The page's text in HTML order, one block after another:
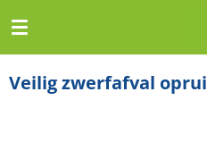
Ga
direct
de
Veilig zwerfafval